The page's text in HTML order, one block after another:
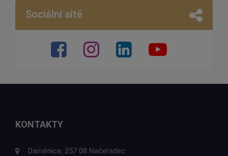
Sociální sítě
KONTAKTY
Daměnice, 257 08 Načeradec